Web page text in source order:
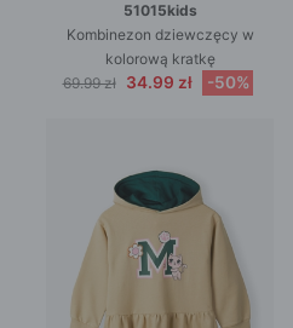
51015kids
Kombinezon dziewczęcy w
kolorową kratkę
69.99 zł
34.99 zł -50%